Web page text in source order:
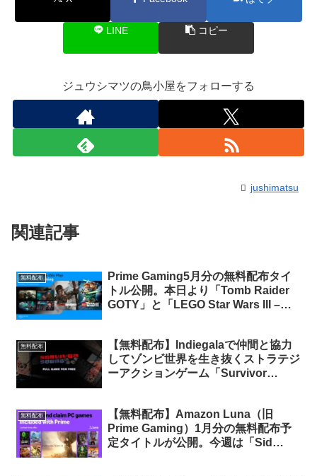
LINE コピー
ジュウシマツの鳥小屋をフォローする
jushimatsu
関連記事
無料配布
Prime Gaming5月分の無料配布タイ
トル公開。本日より「Tomb Raider
GOTY」と「LEGO Star Wars III –
無料配布
【無料配布】Indiegalaで仲間と協力
してゾンビ世界を生き抜くストラテジ
ーアクションゲーム「Survivor
無料配布
【無料配布】Amazon Luna（旧
Prime Gaming）1月分の無料配布予
定タイトルが公開。今週は「Sid